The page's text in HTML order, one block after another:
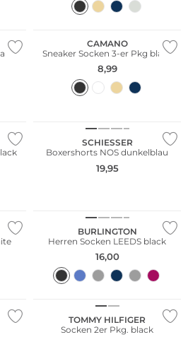
CAMANO
Sneaker Socken 3-er Pkg black
8,99
SCHIESSER
Boxershorts NOS dunkelblau
19,95
BURLINGTON
Herren Socken LEEDS black
16,00
Multi Pack
TOMMY HILFIGER
Socken 2er Pkg. black